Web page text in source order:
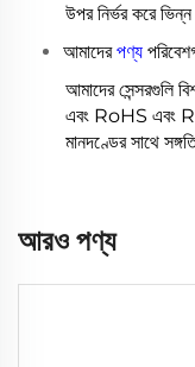
উপর নির্ভর করে
আমাদেরপণ্য
আমাদের সেন্সরগুলি
এবং RoHS এবং
মানদণ্ডের সাথে
আরও পণ্য